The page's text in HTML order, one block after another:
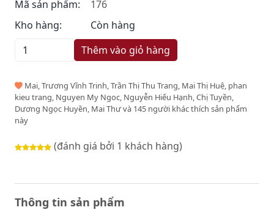
Mã sản phẩm:
176
Kho hàng:
Còn hàng
Thêm vào giỏ hàng
Mai, Trương Vĩnh Trinh, Trần Thị Thu Trang, Mai Thị Huệ, phan
kieu trang, Nguyen My Ngoc, Nguyễn Hiếu Hạnh, Chị Tuyền,
Dương Ngọc Huyền, Mai Thư và 145 người khác thích sản phẩm
này
(đánh giá bởi 1 khách hàng)
Thông tin sản phẩm